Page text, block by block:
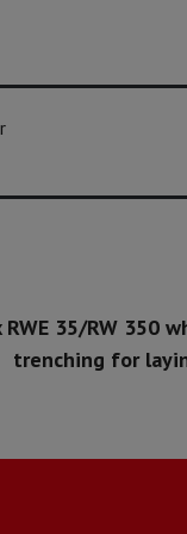
RWE 35/RW 350
trenching for